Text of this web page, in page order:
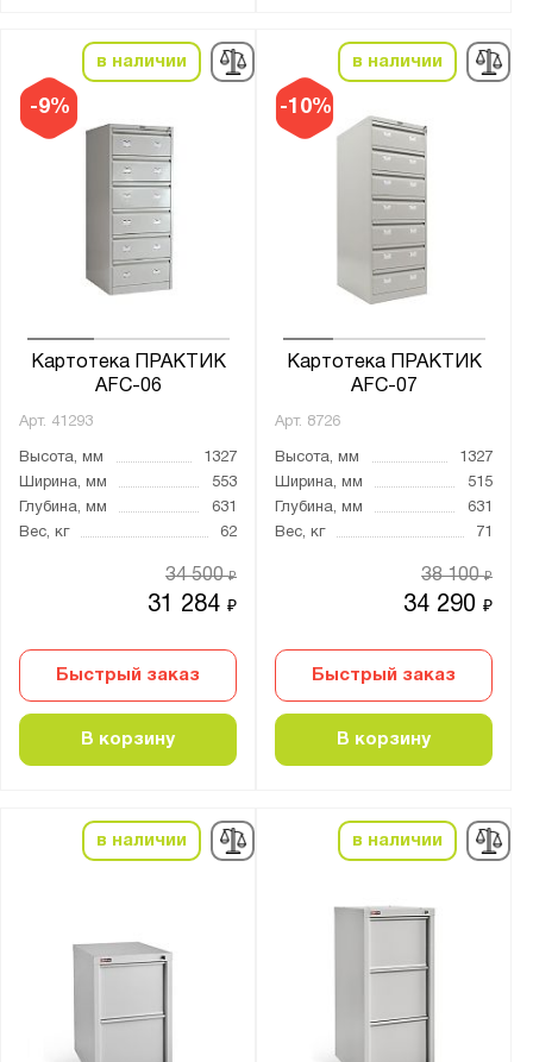
-9%
в наличии
Картотека ПРАКТИК
AFC-06
Арт. 41293
Высота, мм
1327
Ширина, мм
553
Глубина, мм
631
Вес, кг
62
31 284₽
34 500₽
Быстрый заказ
В корзину
-10%
в наличии
Картотека ПРАКТИК
AFC-07
Арт. 8726
Высота, мм
1327
Ширина, мм
515
Глубина, мм
631
Вес, кг
71
34 290₽
38 100₽
Быстрый заказ
В корзину
в наличии в наличии
2
4
5
7
8
15
65
Передвижная
Цвет:
Агатовый серый (RAL 7038)
Антрацитово-серый (RAL 7016)
Светло-серый (RAL 7035)
Серый металлик (RAL 9006)
Формат документов:
А1
Материал: